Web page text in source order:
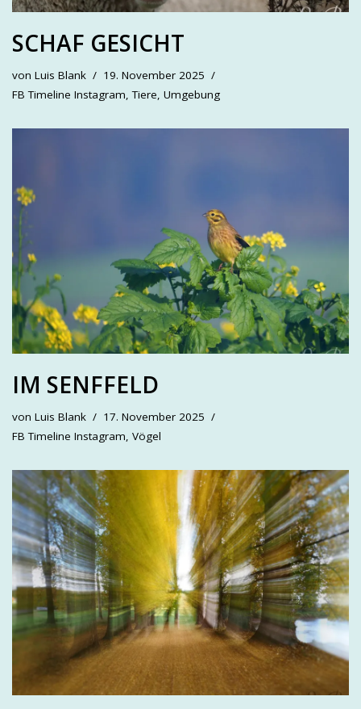
SCHAF GESICHT
von Luis Blank
19. November 2025
FB Timeline Instagram,Tiere, Umgebung
IM SENFFELD
von Luis Blank
17. November 2025
FB Timeline Instagram, Vögel